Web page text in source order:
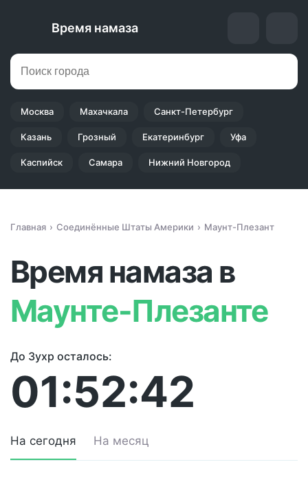
Время намаза
Москва Махачкала Санкт-Петербург
Казань Грозный Екатеринбург Уфа
Каспийск Самара Нижний Новгород
Главная Соединённые Штаты Америки Маунт-Плезант
Время намаза в
Маунте-Плезанте
До Зухр осталось:
01:52:42
На сегодня На месяц